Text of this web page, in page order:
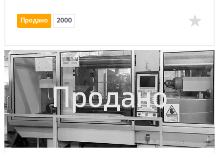
Продано 2000
Продано